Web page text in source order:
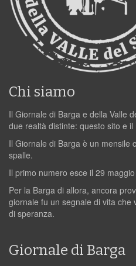
Chi siamo
Il Giornale di Barga e della Valle
due realtà distinte: questo sito e
Il Giornale di Barga è un mensile
spalle.
Il primo numero esce il 29
Per la Barga di allora, ancora
giornale fu un segnale di vita che
di speranza.
Giornale di Barga